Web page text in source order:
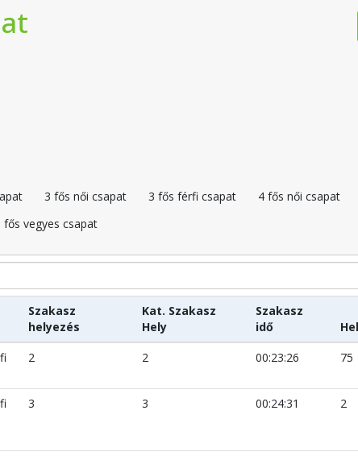
3 fős női csapat 3 fős férfi csapat 4 fős női csapat
fős vegyes csapat
Szakasz
helyezés
Kat. Szakasz
Hely
Szakasz
idő
2 2 00:23:26 75
3 3 00:24:31 2